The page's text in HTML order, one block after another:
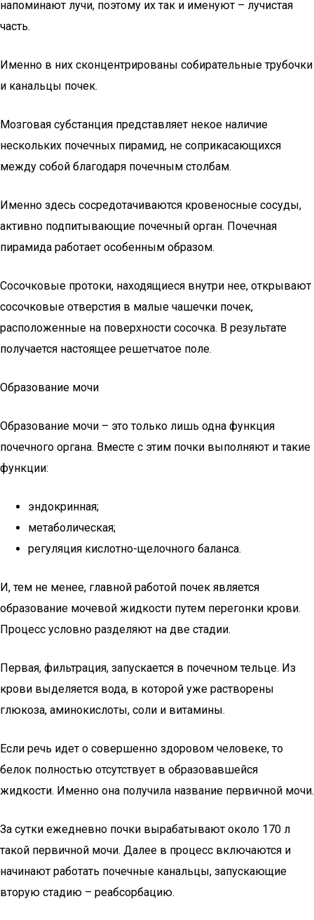
напоминают лучи, поэтому их так и именуют – лучистая
часть.
Именно в них сконцентрированы собирательные трубочки
и канальцы почек.
Мозговая субстанция представляет некое наличие
нескольких почечных пирамид, не соприкасающихся
между собой благодаря почечным столбам.
Именно здесь сосредотачиваются кровеносные сосуды,
активно подпитывающие почечный орган. Почечная
пирамида работает особенным образом.
Сосочковые протоки, находящиеся внутри нее, открывают
сосочковые отверстия в малые чашечки почек,
расположенные на поверхности сосочка. В результате
получается настоящее решетчатое поле.
Образование мочи
Образование мочи – это только лишь одна функция
почечного органа. Вместе с этим почки выполняют и такие
функции:
эндокринная;
метаболическая;
регуляция кислотно-щелочного баланса.
И, тем не менее, главной работой почек является
образование мочевой жидкости путем перегонки крови.
Процесс условно разделяют на две стадии.
Первая, фильтрация, запускается в почечном тельце. Из
крови выделяется вода, в которой уже растворены
глюкоза, аминокислоты, соли и витамины.
Если речь идет о совершенно здоровом человеке, то
белок полностью отсутствует в образовавшейся
жидкости. Именно она получила название первичной мочи.
За сутки ежедневно почки вырабатывают около 170 л
такой первичной мочи. Далее в процесс включаются и
начинают работать почечные канальцы, запускающие
вторую стадию – реабсорбацию.